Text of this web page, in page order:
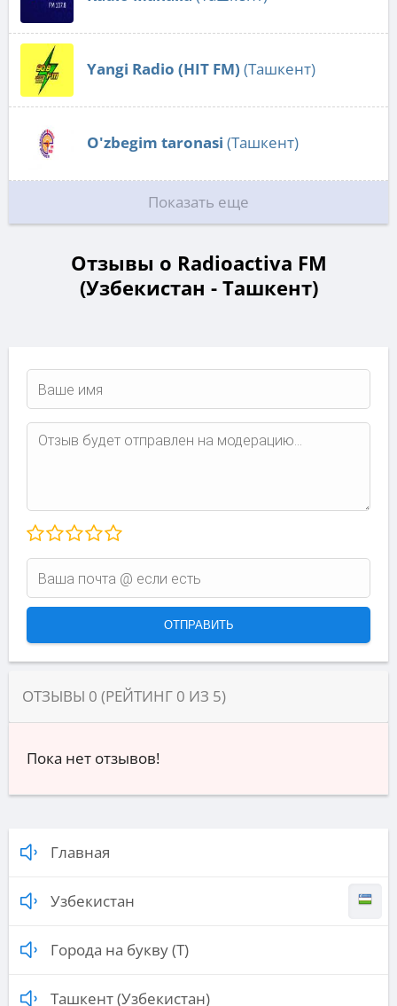
Yangi Radio (HIT FM) (Ташкент)
O'zbegim taronasi (Ташкент)
Показать еще
Отзывы о Radioactiva FM
(Узбекистан - Ташкент)
ОТЗЫВЫ 0 (РЕЙТИНГ 0 ИЗ 5)
Пока нет отзывов!
Главная
Узбекистан
Города на букву (Т)
Ташкент (Узбекистан)